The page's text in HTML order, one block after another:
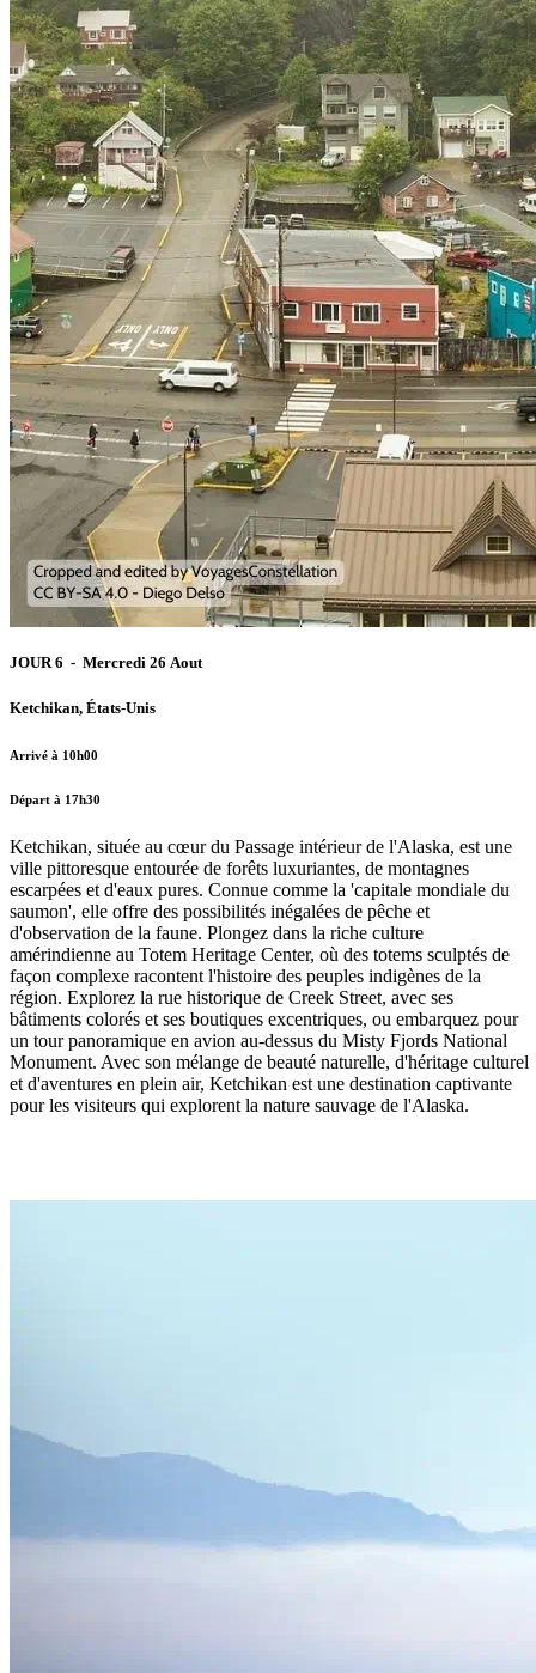
JOUR 6 - Mercredi 26 Aout
Ketchikan, États-Unis
Arrivé à 10h00
Départ à 17h30
Ketchikan, située au cœur du Passage intérieur de l'Alaska, est une
ville pittoresque entourée de forêts luxuriantes, de montagnes
escarpées et d'eaux pures. Connue comme la 'capitale mondiale du
saumon', elle offre des possibilités inégalées de pêche et
d'observation de la faune. Plongez dans la riche culture
amérindienne au Totem Heritage Center, où des totems sculptés de
façon complexe racontent l'histoire des peuples indigènes de la
région. Explorez la rue historique de Creek Street, avec ses
bâtiments colorés et ses boutiques excentriques, ou embarquez pour
un tour panoramique en avion au-dessus du Misty Fjords National
Monument. Avec son mélange de beauté naturelle, d'héritage culturel
et d'aventures en plein air, Ketchikan est une destination captivante
pour les visiteurs qui explorent la nature sauvage de l'Alaska.